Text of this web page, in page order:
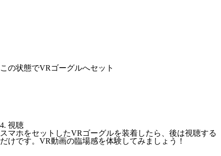
この状態でVRゴーグルへセット
4. 視聴
スマホをセットしたVRゴーグルを装着したら、後は視聴する
だけです。VR動画の臨場感を体験してみましょう！